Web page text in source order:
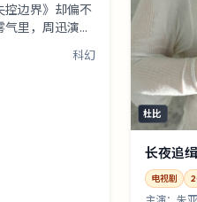
控边界》却偏不
里，周迅演出
感；岩井俊二
科幻
杜比
长夜追缉
电视剧